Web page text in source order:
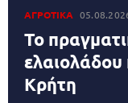
ΑΓΡΟΤΙΚΑ
Το
ελαιολάδου
Κρήτη